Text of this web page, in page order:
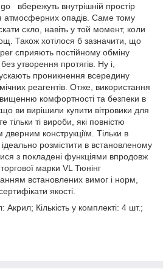
вбережуть внутрішній простір
атмосферних опадів. Саме тому
скло, навіть у той момент, коли
Також хотілося б зазначити, що
сприяють постійному обміну
утворення протягів. Ну і,
проникнення всередину
реагентів. Отже, використання
комфортності та безпеки в
ви вирішили купити вітровики для
тільки ті вироби, які повністю
дверним конструкціїм. Тільки в
розмістити в встановленому
з покладені функціями впродовж
марки VL Тюнінг
встановлених вимог і норм,
якості.
Кількість у комплекті: 4 шт.;